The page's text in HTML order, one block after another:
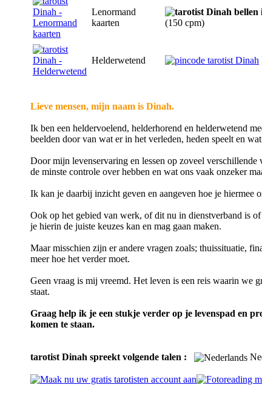
Lenormand
kaarten
(150 cpm)
Helderwetend
Lieve mensen, mijn naam is Dinah.
Ik ben een heldervoelend, helderhorend en helderwetend
beelden door van wat er in het verleden, heden speelt en
Door mijn levenservaring en lessen op zoveel
de minste controle over hebben en wat ons vaak onzeker
Ik kan je daarbij inzicht geven en aangeven hoe je hiermee
Ook op het gebied van werk, of dit nu in dienstverband is
je hierin de juiste keuzes kan en mag gaan maken.
Maar misschien zijn er andere vragen zoals; thuissituatie,
meer hoe het verder moet.
Geen vraag is mij vreemd. Het leven is een reis waarin we
staat.
Graag help ik je een stukje verder op je levenspad en
komen te staan.
tarotist Dinah spreekt volgende talen :